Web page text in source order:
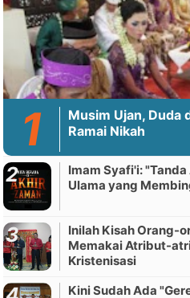
Musim Ujan, Duda
Ramai Nikah
Imam Syafi'i:
Ulama yang
Inilah Kisah Orang-
Memakai Atribut-
Kristenisasi
Kini Sudah Ada